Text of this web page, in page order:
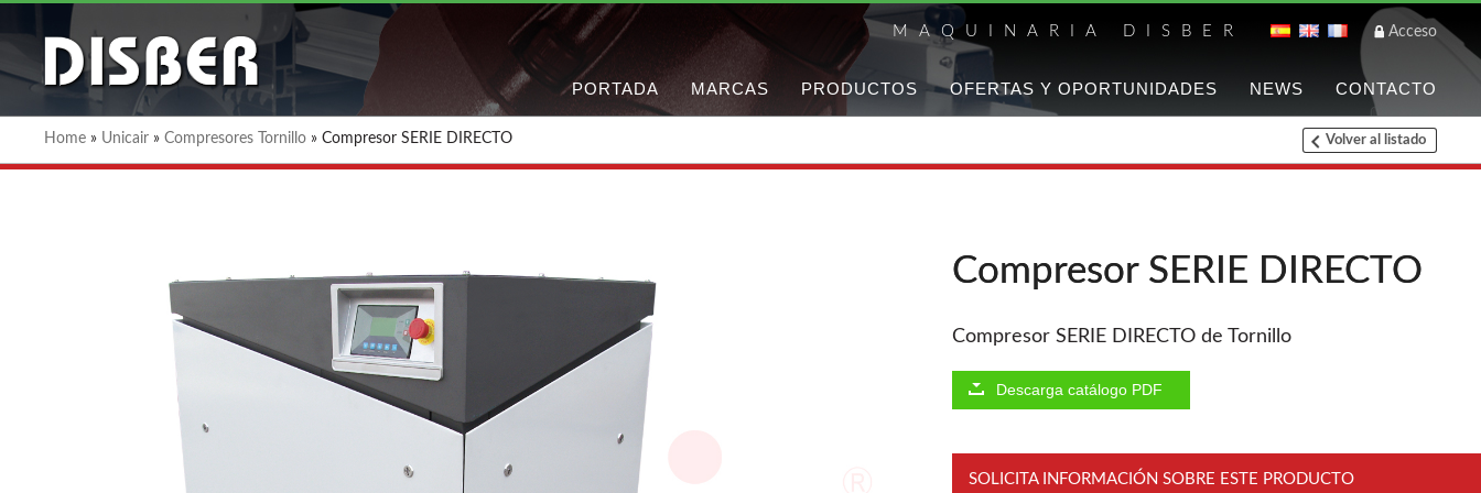
MAQUINARIA DISBER Acceso
PORTADA MARCAS PRODUCTOS OFERTAS Y OPORTUNIDADES NEWS CONTACTO
Listado de
Clavadoras Batería
Grapadoras Bateria
Chapadoras de cantos
Aspiradores portatiles
Home » Unicair » Compresores Tornillo » Compresor SERIE DIRECTO Volver al listado
Compresor SERIE DIRECTO
Compresor SERIE DIRECTO de Tornillo
Descarga catálogo PDF
SOLICITA INFORMACIÓN SOBRE ESTE PRODUCTO